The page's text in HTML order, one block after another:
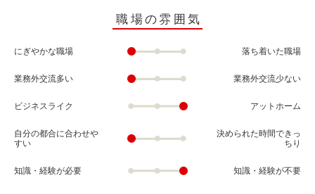
職場の雰囲気
にぎやかな職場 落ち着いた職場
業務外交流多い 業務外交流少ない
ビジネスライク アットホーム
自分の都合に合わせや
すい
決められた時間できっ
ちり
知識・経験が必要 知識・経験が不要